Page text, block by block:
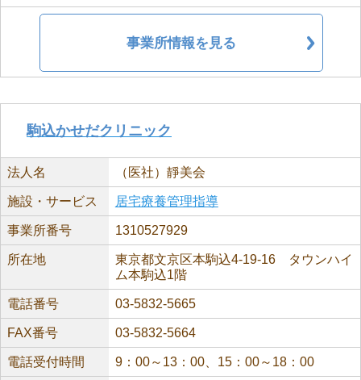
事業所情報を見る
駒込かせだクリニック
法人名 （医社）靜美会
施設・サービス 居宅療養管理指導
事業所番号 1310527929
所在地
東京都文京区本駒込4-19-16 タウンハイ
ム本駒込1階
電話番号 03-5832-5665
FAX番号 03-5832-5664
電話受付時間 9：00～13：00、15：00～18：00